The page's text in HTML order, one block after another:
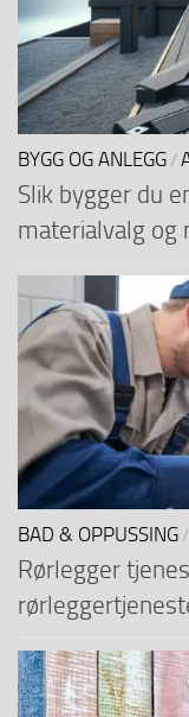
BYGG OG ANLEGG /
Slik bygger du
materialvalg og
BAD & OPPUSSING /
Rørlegger